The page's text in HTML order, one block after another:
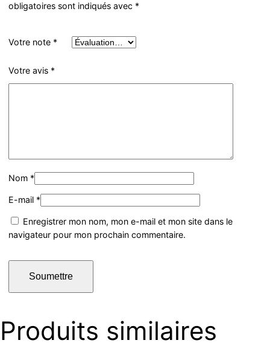
obligatoires sont indiqués avec *
Votre note *
Votre avis *
Nom *
E-mail *
Enregistrer mon nom, mon e-mail et mon site dans le
navigateur pour mon prochain commentaire.
Produits similaires